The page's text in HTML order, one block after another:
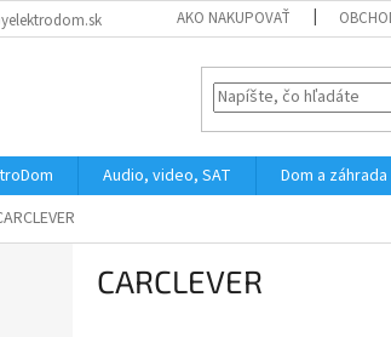
AKO NAKUPOVAŤ
Audio, video, SAT Dom a záhrada
CARCLEVER